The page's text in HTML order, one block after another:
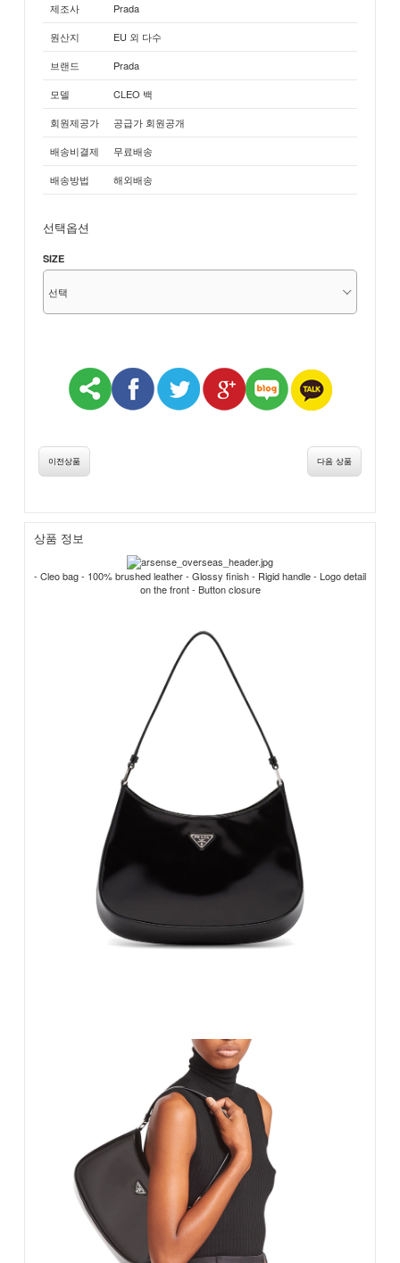
제조사
Prada
원산지
EU 외 다수
브랜드
Prada
모델
CLEO 백
회원제공가
공급가 회원공개
배송비결제
무료배송
배송방법
해외배송
선택옵션
SIZE
이전상품 다음 상품
상품 정보
- Cleo bag - 100% brushed leather - Glossy finish - Rigid handle - Logo detail
on the front - Button closure